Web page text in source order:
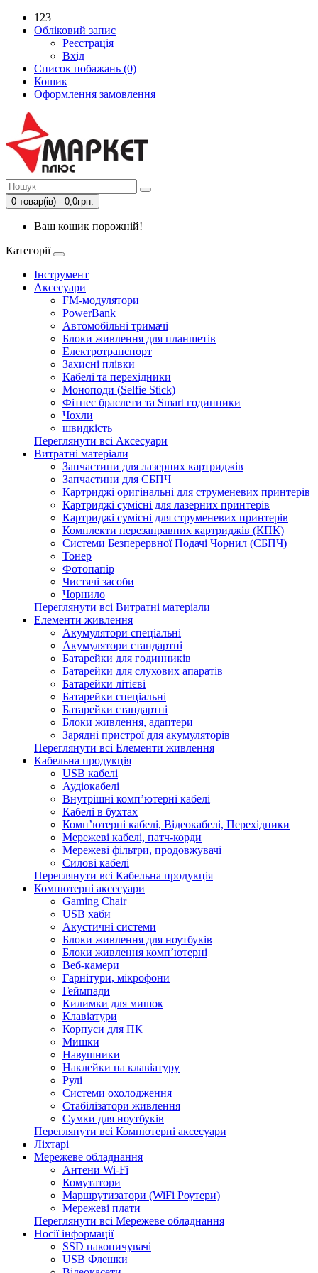
123
Обліковий запис
Реєстрація
Вхід
Список побажань (0)
Кошик
Оформлення замовлення
0 товар(ів) - 0,0грн.
Ваш кошик порожній!
Категорії
Інструмент
Аксесуари
FM-модулятори
PowerBank
Автомобільні тримачі
Блоки живлення для планшетів
Електротранспорт
Захисні плівки
Кабелі та перехідники
Моноподи (Selfie Stick)
Фітнес браслети та Smart годинники
Чохли
швидкість
Переглянути всі Аксесуари
Витратні матеріали
Запчастини для лазерних картриджів
Запчастини для СБПЧ
Картриджі оригінальні для струменевих принтерів
Картриджі сумісні для лазерних принтерів
Картриджі сумісні для струменевих принтерів
Комплекти перезаправних картриджів (КПК)
Системи Безперервної Подачі Чорнил (СБПЧ)
Тонер
Фотопапір
Чистячі засоби
Чорнило
Переглянути всі Витратні матеріали
Елементи живлення
Акумулятори спеціальні
Акумулятори стандартні
Батарейки для годинників
Батарейки для слухових апаратів
Батарейки літієві
Батарейки спеціальні
Батарейки стандартні
Блоки живлення, адаптери
Зарядні пристрої для акумуляторів
Переглянути всі Елементи живлення
Кабельна продукція
USB кабелі
Аудіокабелі
Внутрішні комп’ютерні кабелі
Кабелі в бухтах
Комп’ютерні кабелі, Відеокабелі, Перехідники
Мережеві кабелі, патч-корди
Мережеві фільтри, продовжувачі
Силові кабелі
Переглянути всі Кабельна продукція
Компютерні аксесуари
Gaming Chair
USB хаби
Акустичні системи
Блоки живлення для ноутбуків
Блоки живлення комп’ютерні
Веб-камери
Гарнітури, мікрофони
Геймпади
Килимки для мишок
Клавіатури
Корпуси для ПК
Мишки
Навушники
Наклейки на клавіатуру
Рулі
Системи охолодження
Стабілізатори живлення
Сумки для ноутбуків
Переглянути всі Компютерні аксесуари
Ліхтарі
Мережеве обладнання
Антени Wi-Fi
Комутатори
Маршрутизатори (WiFi Роутери)
Мережеві плати
Переглянути всі Мережеве обладнання
Носії інформації
SSD накопичувачі
USB Флешки